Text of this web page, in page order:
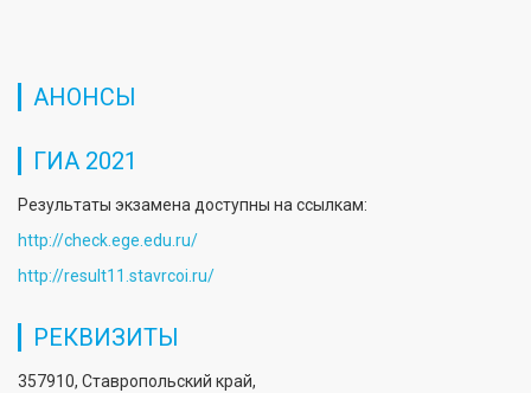
АНОНСЫ
ГИА 2021
Результаты экзамена доступны на ссылкам:
http://check.ege.edu.ru/
http://result11.stavrcoi.ru/
РЕКВИЗИТЫ
357910, Ставропольский край,